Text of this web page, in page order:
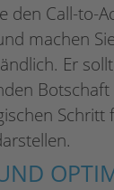
den Call-to-
machen
Er
Schritt